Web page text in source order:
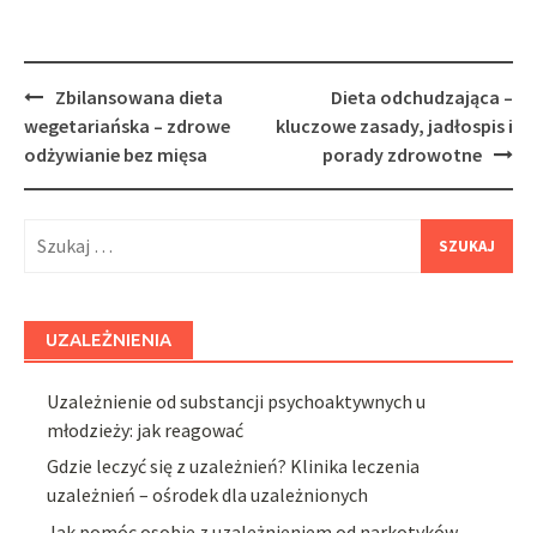
Post
navigation
Zbilansowana dieta
wegetariańska – zdrowe
odżywianie bez mięsa
Dieta odchudzająca –
kluczowe zasady, jadłospis i
porady zdrowotne
UZALEŻNIENIA
Uzależnienie od substancji psychoaktywnych u
młodzieży: jak reagować
Gdzie leczyć się z uzależnień? Klinika leczenia
uzależnień – ośrodek dla uzależnionych